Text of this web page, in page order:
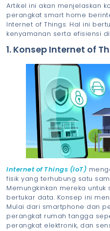
Artikel ini akan menjelaskan
perangkat smart home
Internet of Things. Hal ini
kenyamanan serta efisiensi
1. Konsep Internet of
Internet of Things (IoT)
fisik yang terhubung satu
Memungkinkan mereka
bertukar data. Konsep ini
Mulai dari smartphone dan
perangkat rumah tangga
perangkat elektronik, dan